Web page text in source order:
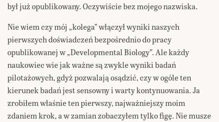
był już opublikowany. Oczywiście bez mojego nazwiska.
Nie wiem czy mój „kolega” włączył wyniki naszych
pierwszych doświadczeń bezpośrednio do pracy
opublikowanej w „Developmental Biology”. Ale każdy
naukowiec wie jak ważne są zwykle wyniki badań
pilotażowych, gdyż pozwalają osądzić, czy w ogóle ten
kierunek badań jest sensowny i warty kontynuowania. Ja
zrobiłem właśnie ten pierwszy, najważniejszy moim
zdaniem krok, a w zamian zobaczyłem tylko figę. Nie musze